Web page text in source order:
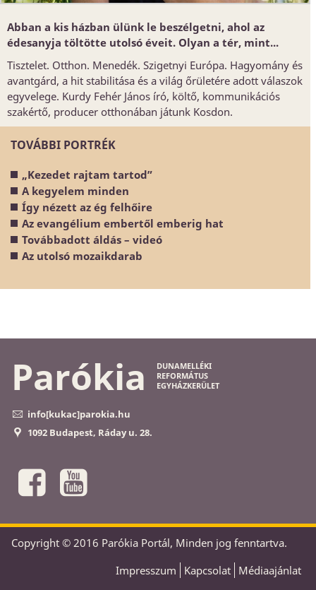
Abban a kis házban ülünk le beszélgetni, ahol az
édesanyja töltötte utolsó éveit. Olyan a tér, mint...
Tisztelet. Otthon. Menedék. Szigetnyi Európa. Hagyomány és
avantgárd, a hit stabilitása és a világ őrületére adott válaszok
egyvelege. Kurdy Fehér János író, költő, kommunikációs
szakértő, producer otthonában játunk Kosdon.
TOVÁBBI PORTRÉK
„Kezedet rajtam tartod”
A kegyelem minden
Így nézett az ég felhőire
Az evangélium embertől emberig hat
Továbbadott áldás – videó
Az utolsó mozaikdarab
Parókia
DUNAMELLÉKI
REFORMÁTUS
EGYHÁZKERÜLET
info[kukac]parokia.hu
1092 Budapest, Ráday u. 28.
Copyright © 2016 Parókia Portál, Minden jog fenntartva.
Impresszum
Kapcsolat Médiaajánlat